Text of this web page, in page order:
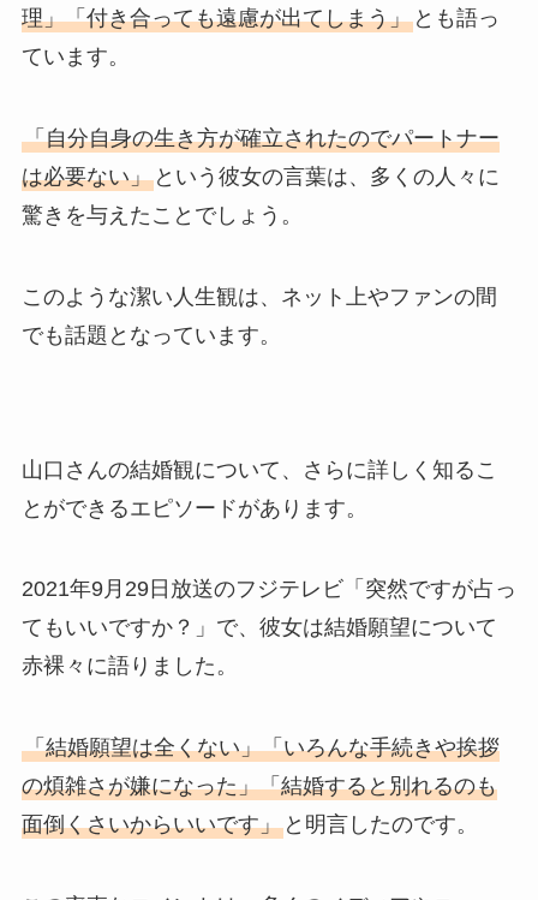
理」「付き合っても遠慮が出てしまう」とも語っ
ています。
「自分自身の生き方が確立されたのでパートナー
は必要ない」という彼女の言葉は、多くの人々に
驚きを与えたことでしょう。
このような潔い人生観は、ネット上やファンの間
でも話題となっています。
山口さんの結婚観について、さらに詳しく知るこ
とができるエピソードがあります。
2021年9月29日放送のフジテレビ「突然ですが占っ
てもいいですか？」で、彼女は結婚願望について
赤裸々に語りました。
「結婚願望は全くない」「いろんな手続きや挨拶
の煩雑さが嫌になった」「結婚すると別れるのも
面倒くさいからいいです」と明言したのです。